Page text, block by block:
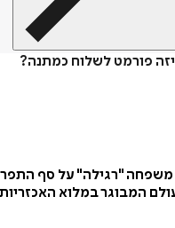
פורמט לשלוח כמתנה?
"רגילה" על סף
המבוגר במלוא